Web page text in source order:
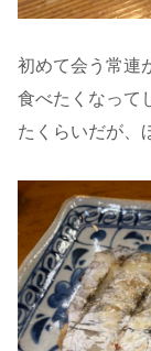
初めて会う常連
食べたくなって
たくらいだが、